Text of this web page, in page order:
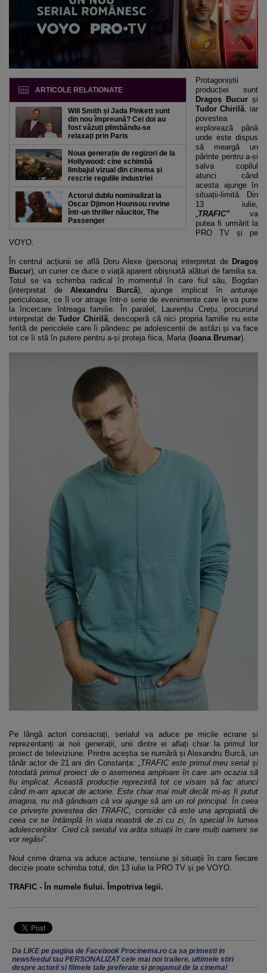
ARTICOLE RELATIONATE
Will Smith și Jada Pinkett sunt
din nou împreună? Cei doi au
fost văzuți plimbându-se
relaxați prin Paris
Noua generație de regizori de la
Hollywood: cine schimbă
limbajul vizual din cinema și
rescrie regulile industriei
Actorul dublu nominalizat la
Oscar Djimon Hounsou revine
într-un thriller năucitor, The
Passenger
Protagoniștii
producției sunt
Dragoș Bucur și
Tudor Chirilă, iar
povestea
explorează până
unde este dispus
să meargă un
părinte pentru a-și
salva copilul
atunci când
acesta ajunge în
situații-limită. Din
13 iulie,
„TRAFIC” va
putea fi urmărit la
PRO TV și pe
VOYO.
În centrul acțiunii se află Doru Alexe (personaj interpretat de Dragoș
Bucur), un curier ce duce o viață aparent obișnuită alături de familia sa.
Totul se va schimba radical în momentul în care fiul său, Bogdan
(interpretat deAlexandru Burcă), ajunge implicat în anturaje
periculoase, ce îl vor atrage într-o serie de evenimente care le va pune
la încercare întreaga familie. În paralel, Laurențiu Crețu, procurorul
interpretat de Tudor Chirilă, descoperă că nici propria familie nu este
ferită de pericolele care îi pândesc pe adolescenții de astăzi și va face
tot ce îi stă în putere pentru a-și proteja fiica, Maria ( Ioana Brumar).
Pe lângă actori consacrați, serialul va aduce pe micile ecrane și
reprezentanți ai noii generații, unii dintre ei aflați chiar la primul lor
proiect de televiziune. Printre aceștia se numără și Alexandru Burcă, un
tânăr actor de 21 ani din Constanța: „TRAFIC este primul meu serial și
totodată primul proiect de o asemenea amploare în care am ocazia să
fiu implicat. Această producție reprezintă tot ce visam să fac atunci
când m-am apucat de actorie. Este chiar mai mult decât mi-aș fi putut
imagina, nu mă gândeam că voi ajunge să am un rol principal. În ceea
ce privește povestea din TRAFIC, consider că este una apropiată de
ceea ce se întâmplă în viața noastră de zi cu zi, în special în lumea
adolescenților. Cred că serialul va arăta situații în care mulți oameni se
vor regăsi”.
Noul crime drama va aduce acțiune, tensiune și situații în care fiecare
decizie poate schimba totul, din 13 iulie la PRO TV și pe VOYO.
TRAFIC - În numele fiului. Împotriva legii.
Da LIKE pe pagina de Facebook Procinema.ro ca sa primesti in
newsfeedul tau PERSONALIZAT cele mai noi trailere, ultimele stiri
despre actorii si filmele tale preferate si progamul de la cinema!